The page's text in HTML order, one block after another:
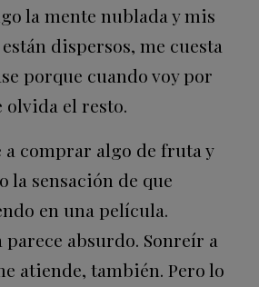
la mente nublada y mis
dispersos, me cuesta
porque cuando voy por
olvida el resto.
a comprar algo de fruta y
la sensación de que
en una película.
absurdo. Sonreír a
atiende, también. Pero lo